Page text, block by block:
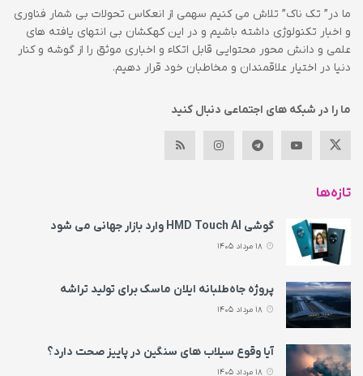
ما در” تک ناک” تلاش می کنیم سهمی از انعکاس تحولات بی شمار فناوری
و اخبار تکنولوژی داشته باشیم و در این کهکشان بی انتهای یافته های
علمی و دانش محور محتوایی قابل اتکاء و اخباری موثق را از گوشه و کنار
دنیا در اختیار علاقمندان و مخاطبان خود قرار دهیم.
ما را در شبکه های اجتماعی دنبال کنید
تازه‌ها
گوشی HMD Touch AI وارد بازار جهانی می‌ شود
پروژه جاه‌طلبانه ایلان ماسک برای تولید تراشه
آیا وقوع سیلاب های سنگین در پاییز صحت دارد؟